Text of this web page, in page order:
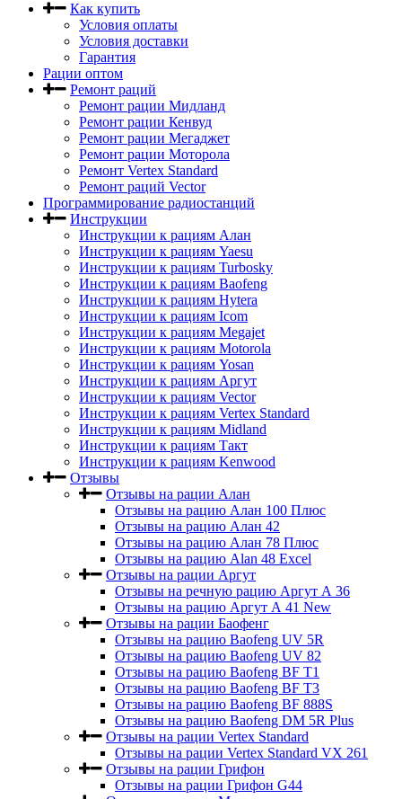
Как купить
Условия оплаты
Условия доставки
Гарантия
Рации оптом
Ремонт раций
Ремонт рации Мидланд
Ремонт рации Кенвуд
Ремонт рации Мегаджет
Ремонт рации Моторола
Ремонт Vertex Standard
Ремонт раций Vector
Программирование радиостанций
Инструкции
Инструкции к рациям Алан
Инструкции к рациям Yaesu
Инструкции к рациям Turbosky
Инструкции к рациям Baofeng
Инструкции к рациям Hytera
Инструкции к рациям Icom
Инструкции к рациям Megajet
Инструкции к рациям Motorola
Инструкции к рациям Yosan
Инструкции к рациям Аргут
Инструкции к рациям Vector
Инструкции к рациям Vertex Standard
Инструкции к рациям Midland
Инструкции к рациям Такт
Инструкции к рациям Kenwood
Отзывы
Отзывы на рации Алан
Отзывы на рацию Алан 100 Плюс
Отзывы на рацию Алан 42
Отзывы на рацию Алан 78 Плюс
Отзывы на рацию Alan 48 Excel
Отзывы на рации Аргут
Отзывы на речную рацию Аргут А 36
Отзывы на рацию Аргут А 41 New
Отзывы на рации Баофенг
Отзывы на рацию Baofeng UV 5R
Отзывы на рацию Baofeng UV 82
Отзывы на рацию Baofeng BF T1
Отзывы на рацию Baofeng BF T3
Отзывы на рацию Baofeng BF 888S
Отзывы на рацию Baofeng DM 5R Plus
Отзывы на рации Vertex Standard
Отзывы на рации Vertex Standard VX 261
Отзывы на рации Грифон
Отзывы на рации Грифон G44